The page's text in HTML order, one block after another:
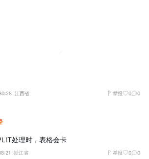
江西省 举报 0 0
处理时，表格会卡
浙江省 举报 0 0